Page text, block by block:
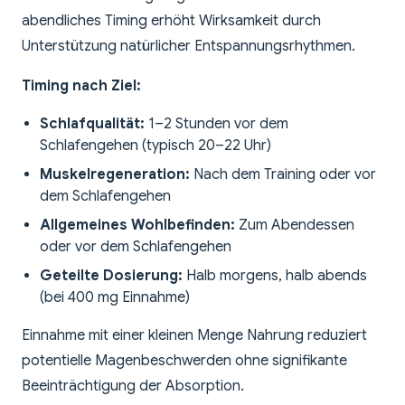
abendliches Timing erhöht Wirksamkeit durch
Unterstützung natürlicher Entspannungsrhythmen.
Timing nach Ziel:
Schlafqualität: 1–2 Stunden vor dem
Schlafengehen (typisch 20–22 Uhr)
Muskelregeneration: Nach dem Training oder vor
dem Schlafengehen
Allgemeines Wohlbefinden: Zum Abendessen
oder vor dem Schlafengehen
Geteilte Dosierung: Halb morgens, halb abends
(bei 400 mg Einnahme)
Einnahme mit einer kleinen Menge Nahrung reduziert
potentielle Magenbeschwerden ohne signifikante
Beeinträchtigung der Absorption.